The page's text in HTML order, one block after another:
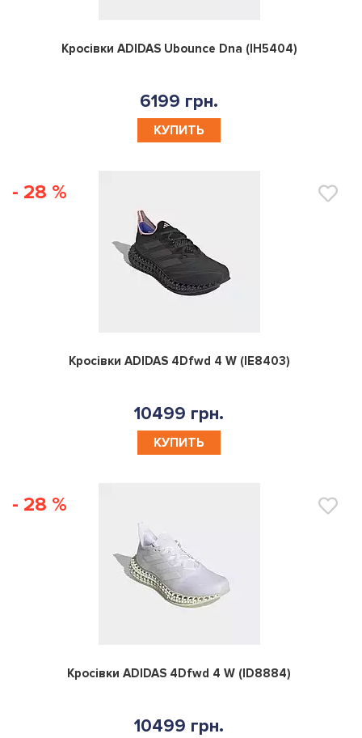
0
Кросівки ADIDAS Ubounce Dna (IH5404)
6199 грн.
КУПИТЬ
- 28 %
0
Кросівки ADIDAS 4Dfwd 4 W (IE8403)
10499 грн.
КУПИТЬ
- 28 %
0
Кросівки ADIDAS 4Dfwd 4 W (ID8884)
10499 грн.